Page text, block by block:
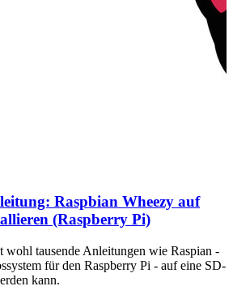
Raspbian Wheezy auf
(Raspberry Pi)
wohl tausende Anleitungen wie Raspian -
für den Raspberry Pi - auf eine SD-
kann.